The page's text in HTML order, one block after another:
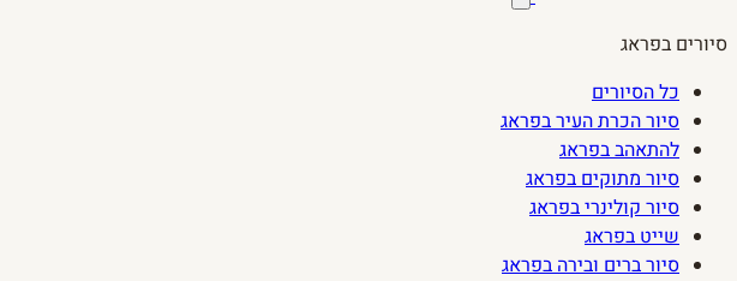
סיורים בפראג
כל הסיורים
סיור הכרת העיר בפראג
להתאהב בפראג
סיור מתוקים בפראג
סיור קולינרי בפראג
שייט בפראג
סיור ברים ובירה בפראג